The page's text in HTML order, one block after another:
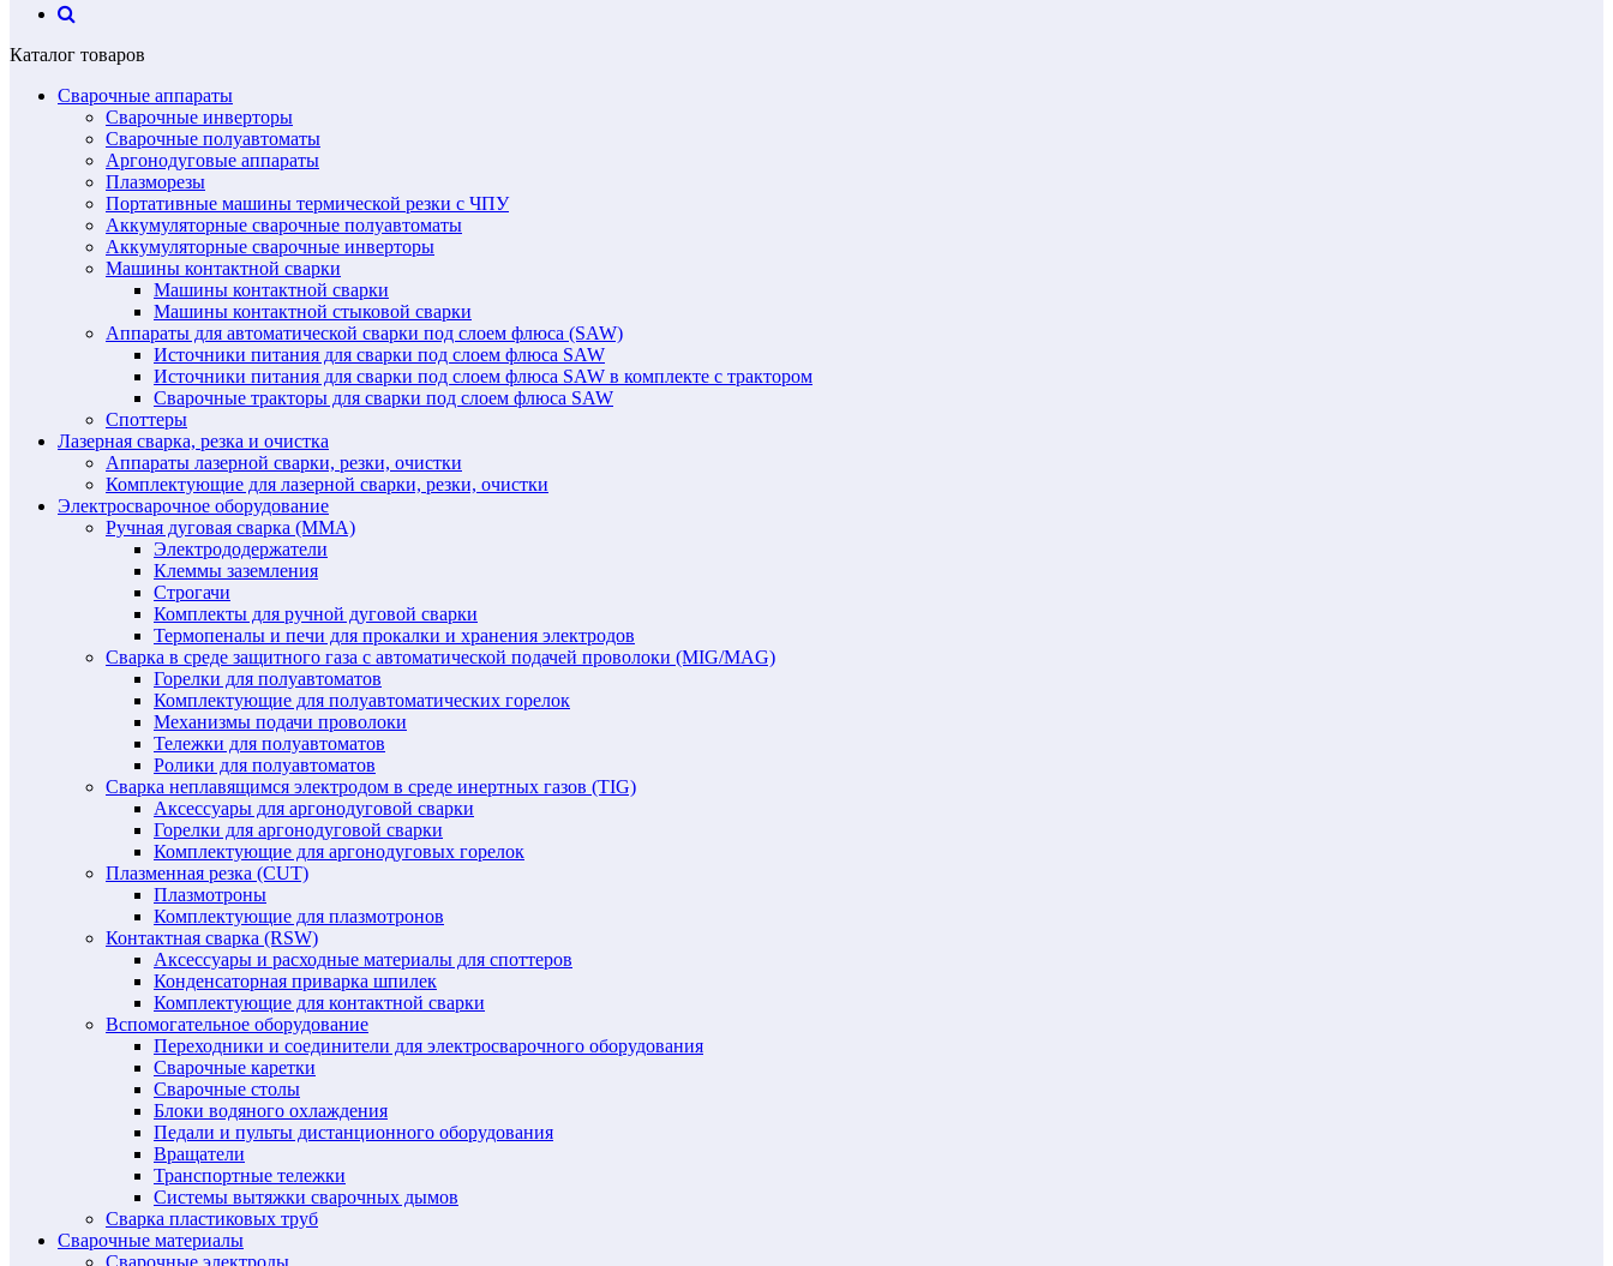
Каталог товаров
Сварочные аппараты
Сварочные инверторы
Сварочные полуавтоматы
Аргонодуговые аппараты
Плазморезы
Портативные машины термической резки с ЧПУ
Аккумуляторные сварочные полуавтоматы
Аккумуляторные сварочные инверторы
Машины контактной сварки
Машины контактной сварки
Машины контактной стыковой сварки
Аппараты для автоматической сварки под слоем флюса (SAW)
Источники питания для сварки под слоем флюса SAW
Источники питания для сварки под слоем флюса SAW в комплекте с трактором
Сварочные тракторы для сварки под слоем флюса SAW
Споттеры
Лазерная сварка, резка и очистка
Аппараты лазерной сварки, резки, очистки
Комплектующие для лазерной сварки, резки, очистки
Электросварочное оборудование
Ручная дуговая сварка (MMA)
Электрододержатели
Клеммы заземления
Строгачи
Комплекты для ручной дуговой сварки
Термопеналы и печи для прокалки и хранения электродов
Сварка в среде защитного газа с автоматической подачей проволоки (MIG/MAG)
Горелки для полуавтоматов
Комплектующие для полуавтоматических горелок
Механизмы подачи проволоки
Тележки для полуавтоматов
Ролики для полуавтоматов
Сварка неплавящимся электродом в среде инертных газов (TIG)
Аксессуары для аргонодуговой сварки
Горелки для аргонодуговой сварки
Комплектующие для аргонодуговых горелок
Плазменная резка (CUT)
Плазмотроны
Комплектующие для плазмотронов
Контактная сварка (RSW)
Аксессуары и расходные материалы для споттеров
Конденсаторная приварка шпилек
Комплектующие для контактной сварки
Вспомогательное оборудование
Переходники и соединители для электросварочного оборудования
Сварочные каретки
Сварочные столы
Блоки водяного охлаждения
Педали и пульты дистанционного оборудования
Вращатели
Транспортные тележки
Системы вытяжки сварочных дымов
Сварка пластиковых труб
Сварочные материалы
Сварочные электроды